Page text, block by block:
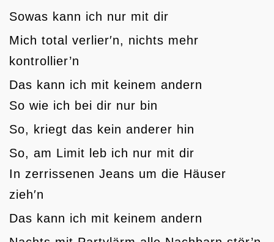
Sowas kann ich nur mit dir
Mich total verlier′n, nichts mehr
kontrollier’n
Das kann ich mit keinem andern
So wie ich bei dir nur bin
So, kriegt das kein anderer hin
So, am Limit leb ich nur mit dir
In zerrissenen Jeans um die Häuser
zieh′n
Das kann ich mit keinem andern